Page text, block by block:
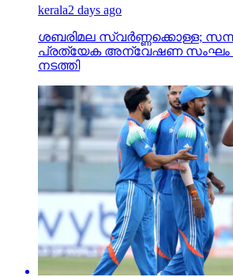
kerala2 days ago
ശബരിമല സ്വര്‍ണ്ണക്കൊള്ള;
പ്രത്യേക അന്വേഷണ സംഘം
നടത്തി